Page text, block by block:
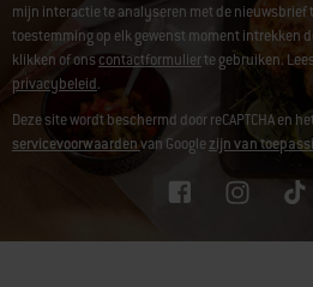
mijn interactie te analyseren met de nieuwsbrief
toestemming op elk gewenst moment intrekken
klikken of ons contactformulierte gebruiken.
privacybeleid.
Deze site wordt beschermd door reCAPTCHA en
servicevoorwaardenvan Googlezijn van